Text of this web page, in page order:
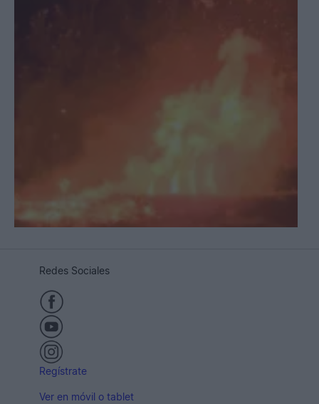
Redes Sociales
Regístrate
Ver en móvil o tablet